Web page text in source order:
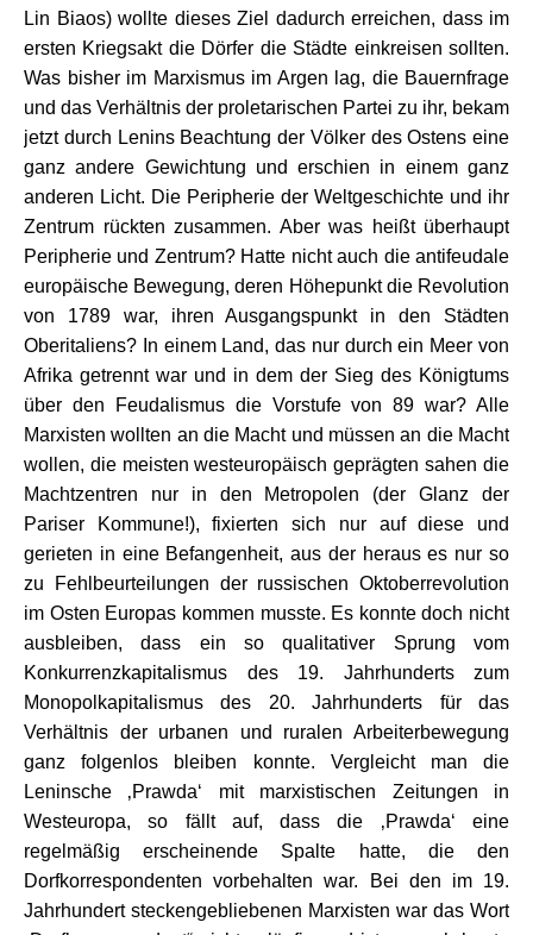
Lin Biaos) wollte dieses Ziel dadurch erreichen, dass im
ersten Kriegsakt die Dörfer die Städte einkreisen sollten.
Was bisher im Marxismus im Argen lag, die Bauernfrage
und das Verhältnis der proletarischen Partei zu ihr, bekam
jetzt durch Lenins Beachtung der Völker des Ostens eine
ganz andere Gewichtung und erschien in einem ganz
anderen Licht. Die Peripherie der Weltgeschichte und ihr
Zentrum rückten zusammen. Aber was heißt überhaupt
Peripherie und Zentrum? Hatte nicht auch die antifeudale
europäische Bewegung, deren Höhepunkt die Revolution
von 1789 war, ihren Ausgangspunkt in den Städten
Oberitaliens? In einem Land, das nur durch ein Meer von
Afrika getrennt war und in dem der Sieg des Königtums
über den Feudalismus die Vorstufe von 89 war? Alle
Marxisten wollten an die Macht und müssen an die Macht
wollen, die meisten westeuropäisch geprägten sahen die
Machtzentren nur in den Metropolen (der Glanz der
Pariser Kommune!), fixierten sich nur auf diese und
gerieten in eine Befangenheit, aus der heraus es nur so
zu Fehlbeurteilungen der russischen Oktoberrevolution
im Osten Europas kommen musste. Es konnte doch nicht
ausbleiben, dass ein so qualitativer Sprung vom
Konkurrenzkapitalismus des 19. Jahrhunderts zum
Monopolkapitalismus des 20. Jahrhunderts für das
Verhältnis der urbanen und ruralen Arbeiterbewegung
ganz folgenlos bleiben konnte. Vergleicht man die
Leninsche ‚Prawda‘ mit marxistischen Zeitungen in
Westeuropa, so fällt auf, dass die ‚Prawda‘ eine
regelmäßig erscheinende Spalte hatte, die den
Dorfkorrespondenten vorbehalten war. Bei den im 19.
Jahrhundert steckengebliebenen Marxisten war das Wort